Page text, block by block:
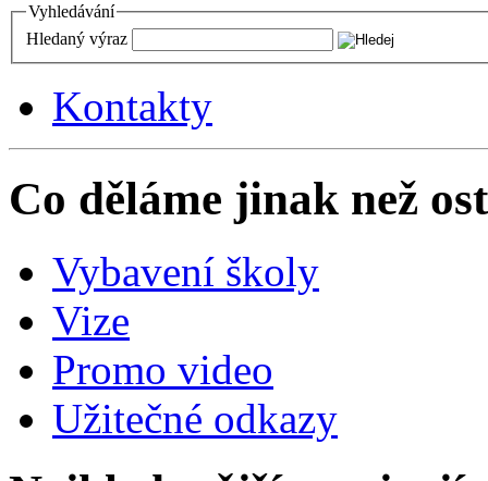
Vyhledávání
Hledaný výraz
Kontakty
Co děláme jinak než
Vybavení školy
Vize
Promo video
Užitečné odkazy